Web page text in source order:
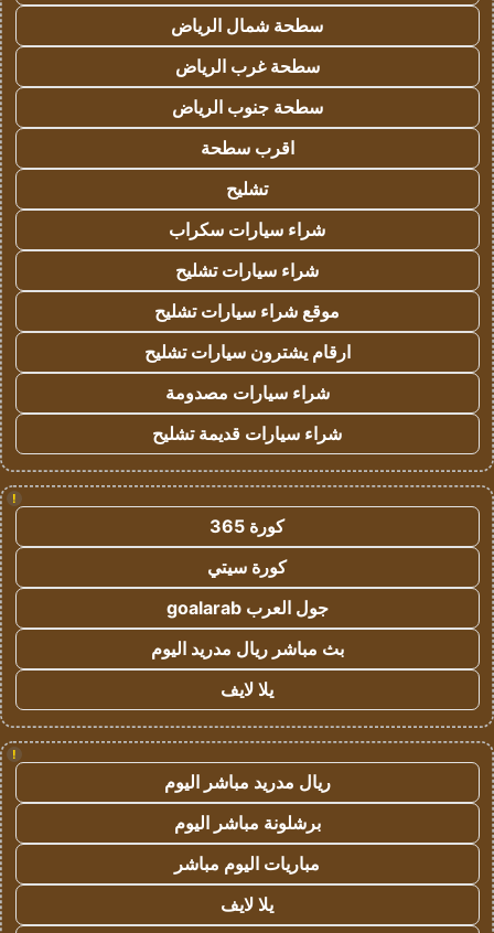
سطحة شمال الرياض
سطحة غرب الرياض
سطحة جنوب الرياض
اقرب سطحة
تشليح
شراء سيارات سكراب
شراء سيارات تشليح
موقع شراء سيارات تشليح
ارقام يشترون سيارات تشليح
شراء سيارات مصدومة
شراء سيارات قديمة تشليح
!
كورة 365
كورة سيتي
جول العرب goalarab
بث مباشر ريال مدريد اليوم
يلا لايف
!
ريال مدريد مباشر اليوم
برشلونة مباشر اليوم
مباريات اليوم مباشر
يلا لايف